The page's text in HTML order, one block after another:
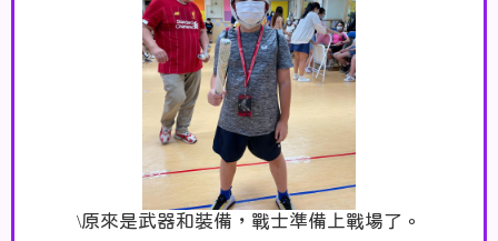
\原來是武器和裝備，戰士準備上戰場了 。